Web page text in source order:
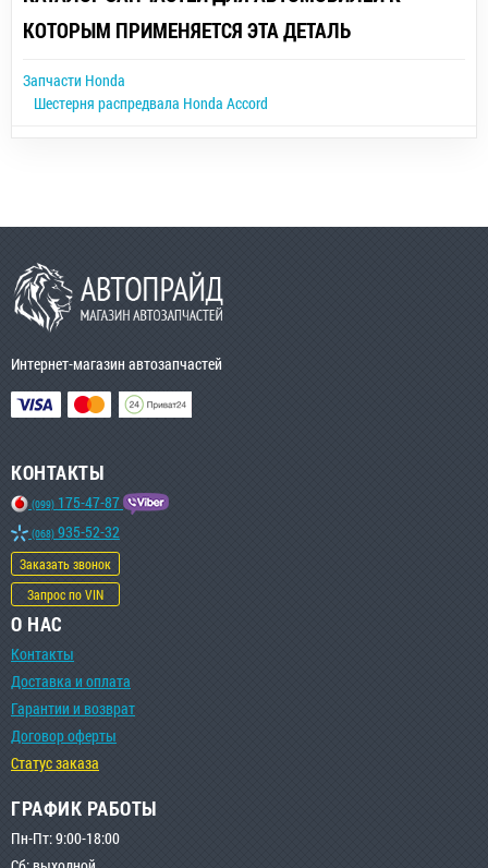
КОТОРЫМ ПРИМЕНЯЕТСЯ ЭТА ДЕТАЛЬ
Запчасти Honda
Шестерня распредвала Honda Accord
Интернет-магазин автозапчастей
КОНТАКТЫ
(099) 175-47-87
(068) 935-52-32
Заказать звонок
Запрос по VIN
О НАС
Контакты
Доставка и оплата
Гарантии и возврат
Договор оферты
Статус заказа
ГРАФИК РАБОТЫ
Пн-Пт: 9:00-18:00